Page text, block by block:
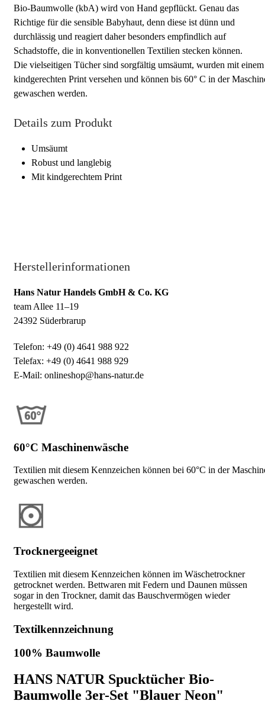
Bio-Baumwolle (kbA) wird von Hand gepflückt. Genau das
Richtige für die sensible Babyhaut, denn diese ist dünn und
durchlässig und reagiert daher besonders empfindlich auf
Schadstoffe, die in konventionellen Textilien stecken können.
Die vielseitigen Tücher sind sorgfältig umsäumt, wurden mit einem
kindgerechten Print versehen und können bis 60° C in der
gewaschen werden.
Details zum Produkt
Umsäumt
Robust und langlebig
Mit kindgerechtem Print
Herstellerinformationen
Hans Natur Handels GmbH & Co. KG
team Allee 11–19
24392 Süderbrarup
Telefon: +49 (0) 4641 988 922
Telefax: +49 (0) 4641 988 929
E-Mail: onlineshop@hans-natur.de
60°C Maschinenwäsche
Textilien mit diesem Kennzeichen können bei 60°C in der
gewaschen werden.
Trocknergeeignet
Textilien mit diesem Kennzeichen können im Wäschetrockner
getrocknet werden. Bettwaren mit Federn und Daunen müssen
sogar in den Trockner, damit das Bauschvermögen wieder
hergestellt wird.
Textilkennzeichnung
100% Baumwolle
HANS NATUR Spucktücher Bio-
Baumwolle 3er-Set "Blauer Neon"